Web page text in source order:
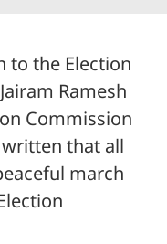
to the Election
Ramesh
Commission
that all
march